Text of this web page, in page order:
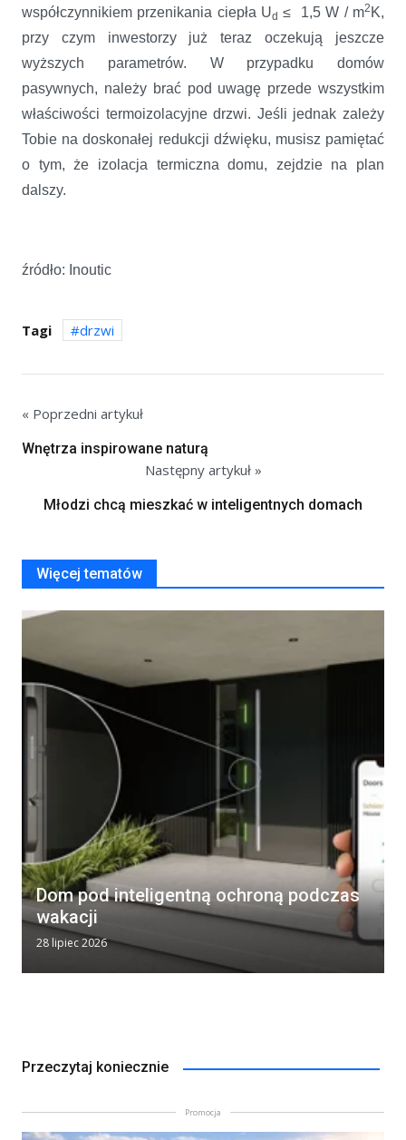
współczynnikiem przenikania ciepła Ud ≤ 1,5 W / m2 K,
przy czym inwestorzy już teraz oczekują jeszcze
wyższych parametrów. W przypadku domów
pasywnych, należy brać pod uwagę przede wszystkim
właściwości termoizolacyjne drzwi. Jeśli jednak zależy
Tobie na doskonałej redukcji dźwięku, musisz pamiętać
o tym, że izolacja termiczna domu, zejdzie na plan
dalszy.
źródło: Inoutic
Tagi drzwi
« Poprzedni artykuł
Wnętrza inspirowane naturą
Następny artykuł »
Młodzi chcą mieszkać w inteligentnych domach
Więcej tematów
Dom pod inteligentną ochroną podczas
wakacji
28 lipiec 2026
Przeczytaj koniecznie
Promocja